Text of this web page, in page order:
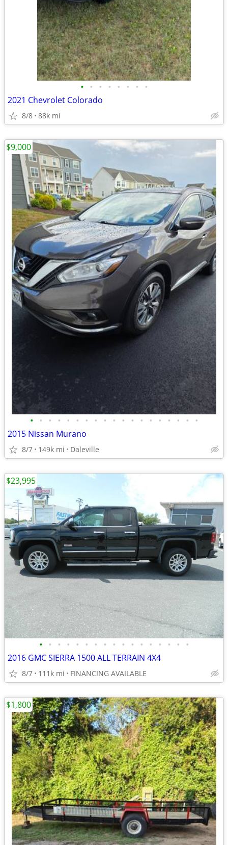
• • • • • • • •
2021 Chevrolet Colorado
8/8 88k mi
• • • • • • • • • • • • • • • • • • •
2015 Nissan Murano
8/7 149k mi Daleville
$9,000
• • • • • • • • • • • • • • • • •
2016 GMC SIERRA 1500 ALL TERRAIN 4X4
8/7 111k mi FINANCING AVAILABLE
$23,995
$1,800